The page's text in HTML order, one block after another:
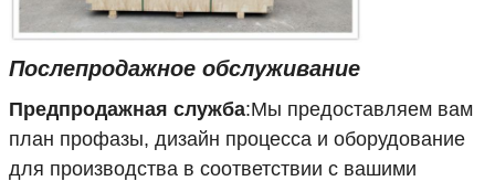
Послепродажное обслуживание
Предпродажная служба:Мы предоставляем вам
план профазы, дизайн процесса и оборудование
для производства в соответствии с вашими